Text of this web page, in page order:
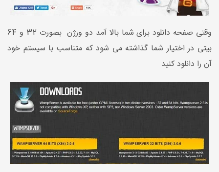
وقتی صفحه دانلود برای شما بالا آمد دو ورژن بصورت 32 و 64
بیتی در اختیار شما گذاشته می شود که متناسب با سیستم خود
آن را دانلود کنید